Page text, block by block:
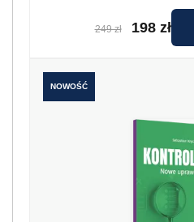
249 zł 198 zł
NOWOŚĆ